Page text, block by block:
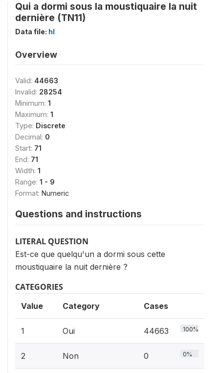
Qui a dormi sous la moustiquaire la nuit
dernière (TN11)
Data file: hl
Overview
Valid: 44663
Invalid: 28254
Minimum: 1
Maximum: 1
Type: Discrete
Decimal: 0
Start: 71
End: 71
Width: 1
Range: 1 - 9
Format: Numeric
Questions and instructions
LITERAL QUESTION
Est-ce que quelqu'un a dormi sous cette
moustiquaire la nuit dernière ?
CATEGORIES
Value Category Cases
1 Oui 44663 100%
2 Non 0 0%